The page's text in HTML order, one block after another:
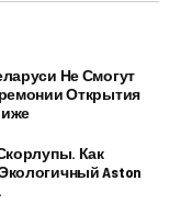
Не Смогут
Открытия
Как
Aston